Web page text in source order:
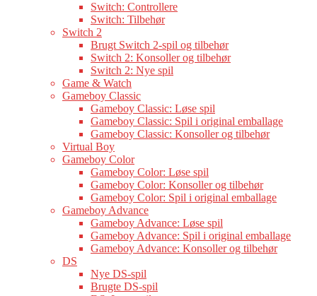
Switch: Controllere
Switch: Tilbehør
Switch 2
Brugt Switch 2-spil og tilbehør
Switch 2: Konsoller og tilbehør
Switch 2: Nye spil
Game & Watch
Gameboy Classic
Gameboy Classic: Løse spil
Gameboy Classic: Spil i original emballage
Gameboy Classic: Konsoller og tilbehør
Virtual Boy
Gameboy Color
Gameboy Color: Løse spil
Gameboy Color: Konsoller og tilbehør
Gameboy Color: Spil i original emballage
Gameboy Advance
Gameboy Advance: Løse spil
Gameboy Advance: Spil i original emballage
Gameboy Advance: Konsoller og tilbehør
DS
Nye DS-spil
Brugte DS-spil